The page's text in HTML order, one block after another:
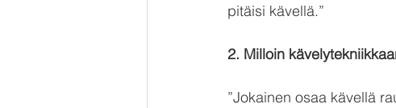
pitäisi kävellä.”
2. Milloin
”Jokainen osaa kävellä